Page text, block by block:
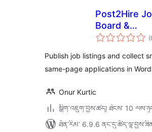
Post2Hire
Board &
Applications
Publish job listings and collect
same-page applications in
Onur Kurtic
སྒྲིག་འཇུག་བྱས་ཚད། ཐེངས་ 10
ཐོན་རིམ་ 6.9.6